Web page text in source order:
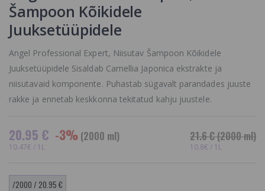
Šampoon Kõikidele
Juuksetüüpidele
Angel Professional Expert, Niisutav Šampoon Kõikidele
Juuksetüüpidele Sisaldab Camellia Japonica ekstrakte ja
niisutavaid komponente. Puhastab sügavalt parandades juuste
rakke ja ennetab keskkonna tekitatud kahju juustele.
20.95 € -3% (2000 ml)
10.47€ / 1L
21.6 €(2000 ml)
10.8€ / 1L
/2000 / 20.95 €
tugevdav
hambapasta
13.16 €